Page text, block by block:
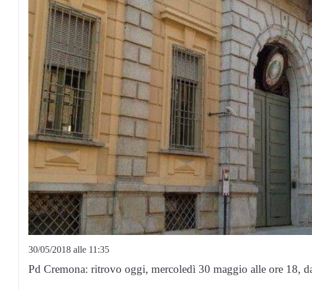
30/05/2018 alle 11:35
Pd Cremona: ritrovo oggi, mercoledì 30 maggio alle ore 18,